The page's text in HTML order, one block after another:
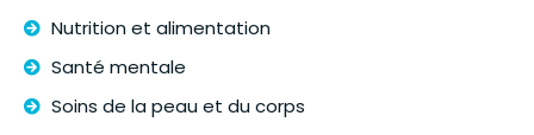
Nutrition et alimentation
Santé mentale
Soins de la peau et du corps